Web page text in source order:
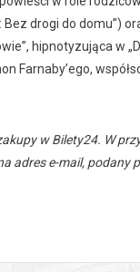
Bez drogi do domu”)
hipnotyzująca w
Farnaby’ego,
w Bilety24. W
adres e-mail, podany